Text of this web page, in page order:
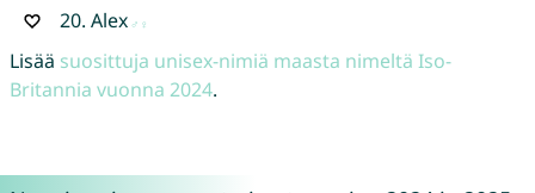
20. Alex
Lisää suosittuja unisex-nimiä maasta nimeltä Iso-
Britannia vuonna 2024.